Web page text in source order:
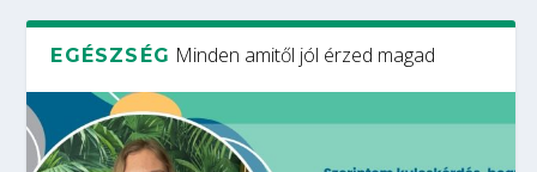
EGÉSZSÉG Minden amitől jól érzed magad